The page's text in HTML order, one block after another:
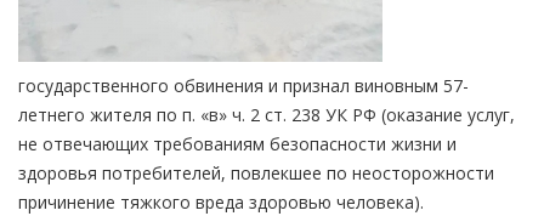
государственного обвинения и признал виновным 57-
летнего жителя по п. «в» ч. 2 ст. 238 УК РФ (оказание услуг,
не отвечающих требованиям безопасности жизни и
здоровья потребителей, повлекшее по неосторожности
причинение тяжкого вреда здоровью человека).